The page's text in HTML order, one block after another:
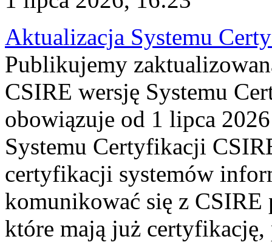
Aktualizacja Systemu
Publikujemy
CSIRE wersję Systemu
obowiązuje od 1 lipca
Systemu Certyfikacji
certyfikacji systemów
komunikować się z
które mają już